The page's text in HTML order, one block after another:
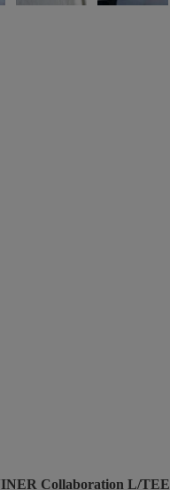
Collaboration L/TEE